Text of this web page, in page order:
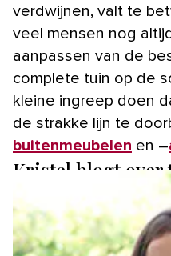
verdwijnen, valt te
veel mensen nog
aanpassen van de
complete tuin op de
kleine ingreep doen
de strakke lijn te
buitenmeubelen en –
Kristel blogt over